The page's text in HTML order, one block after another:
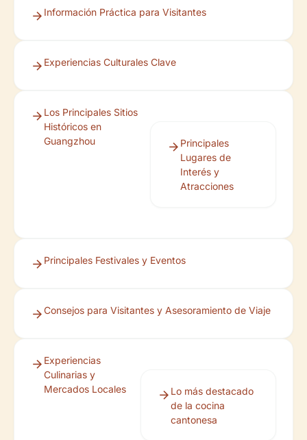
Información Práctica para Visitantes
Experiencias Culturales Clave
Los Principales Sitios
Históricos en
Guangzhou
Principales
Lugares de
Interés y
Atracciones
Principales Festivales y Eventos
Consejos para Visitantes y Asesoramiento de Viaje
Experiencias
Culinarias y
Mercados Locales
Lo más destacado
de la cocina
cantonesa